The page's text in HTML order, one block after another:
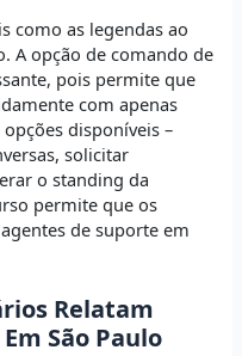
como as legendas ao
A opção de comando de
pois permite que
com apenas
disponíveis –
solicitar
o standing da
permite que os
de suporte em
Relatam
São Paulo